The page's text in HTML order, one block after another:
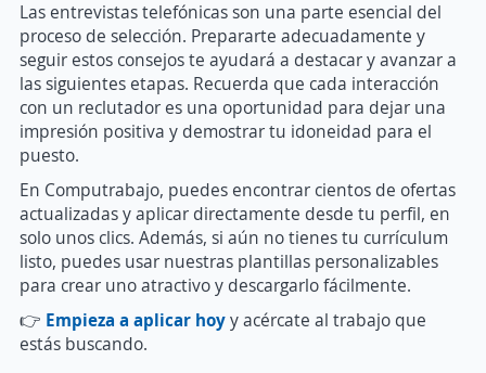
Las entrevistas telefónicas son una parte esencial del
proceso de selección. Prepararte adecuadamente y
seguir estos consejos te ayudará a destacar y avanzar a
las siguientes etapas. Recuerda que cada interacción
con un reclutador es una oportunidad para dejar una
impresión positiva y demostrar tu idoneidad para el
puesto.
En Computrabajo, puedes encontrar cientos de ofertas
actualizadas y aplicar directamente desde tu perfil, en
solo unos clics. Además, si aún no tienes tu currículum
listo, puedes usar nuestras plantillas personalizables
para crear uno atractivo y descargarlo fácilmente.
👉 Empieza a aplicar hoyy acércate al trabajo que
estás buscando.